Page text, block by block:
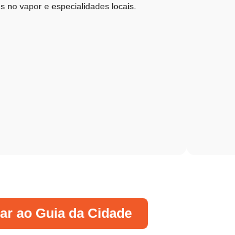
no vapor e especialidades locais.
ao Guia da Cidade